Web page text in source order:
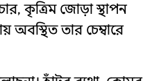
কৃত্রিম জোড়া স্থাপন
অবস্থিত তার চেম্বারে